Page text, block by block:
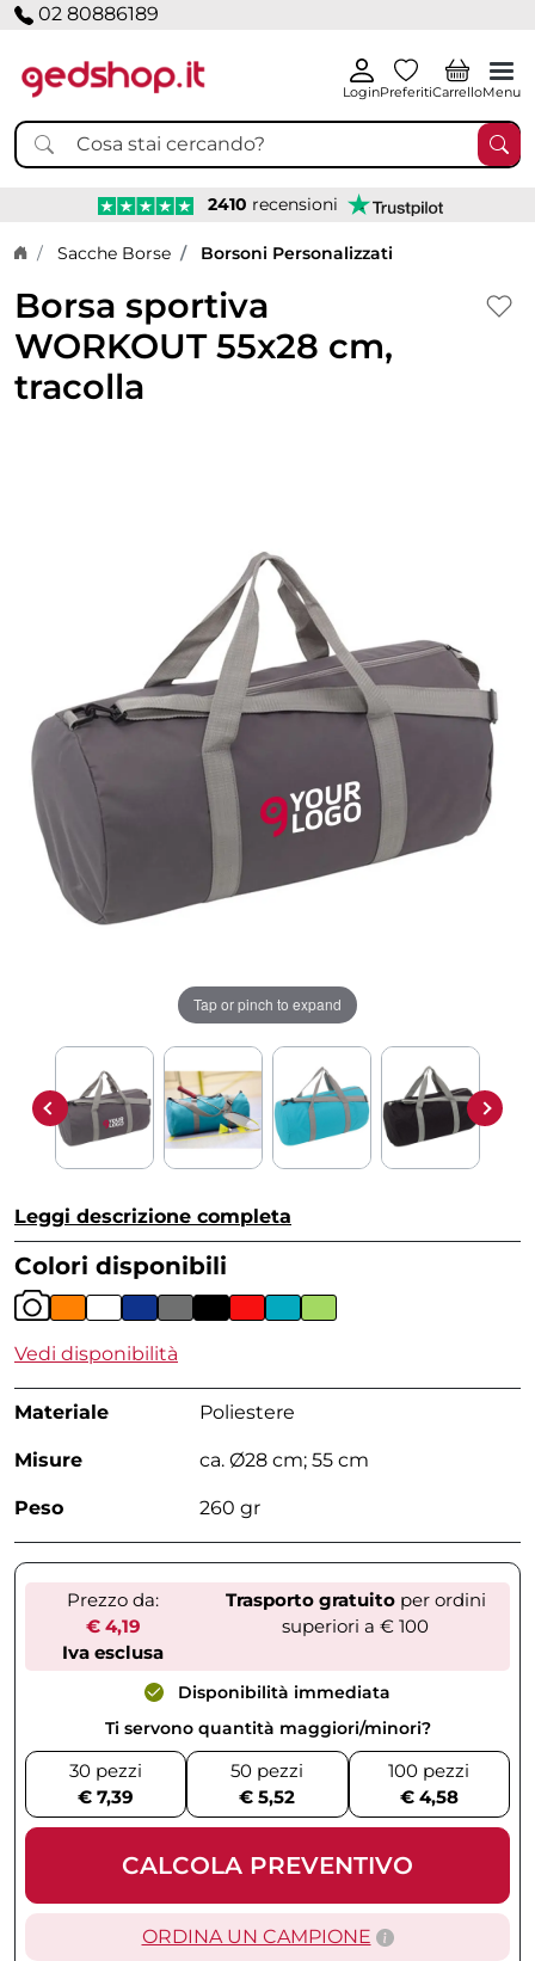
02 80886189
LoginPreferitiCarrelloMenu
2410 recensioni
Home page
Sacche Borse Borsoni Personalizzati
Borsa sportiva
WORKOUT 55x28 cm,
tracolla
Tap or pinch to expand
Leggi descrizione completa
Colori disponibili
Vedi disponibilità
Materiale Poliestere
Misure ca. Ø28 cm; 55 cm
Peso 260 gr
Prezzo da:
€ 4,19
Iva esclusa
Trasporto gratuitoper ordini
superiori a € 100
Disponibilità immediata
Ti servono quantità maggiori/minori?
30 pezzi
€ 7,39
50 pezzi
€ 5,52
100 pezzi
€ 4,58
CALCOLA PREVENTIVO
ORDINA UN CAMPIONE